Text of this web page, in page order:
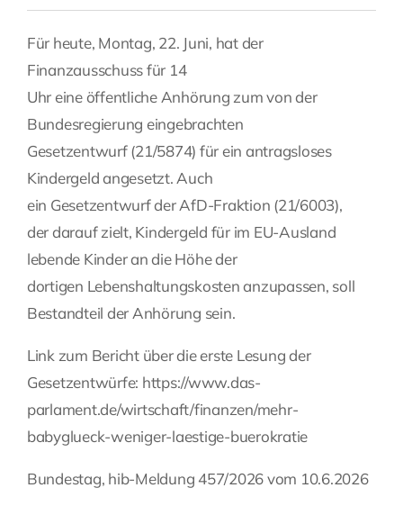
Team
Stellenangebote
Fragen Sie Ihre Kanzlei
Kontakt
Für heute, Montag, 22. Juni, hat der
Finanzausschuss für 14
Uhr eine öffentliche Anhörung zum von der
Bundesregierung eingebrachten
Gesetzentwurf (21/5874) für ein antragsloses
Kindergeld angesetzt. Auch
ein Gesetzentwurf der AfD-Fraktion (21/6003),
der darauf zielt, Kindergeld für im EU-Ausland
lebende Kinder an die Höhe der
dortigen Lebenshaltungskosten anzupassen, soll
Bestandteil der Anhörung sein.
Link zum Bericht über die erste Lesung der
Gesetzentwürfe: https://www.das-
parlament.de/wirtschaft/finanzen/mehr-
babyglueck-weniger-laestige-buerokratie
Bundestag, hib-Meldung 457/2026 vom 10.6.2026